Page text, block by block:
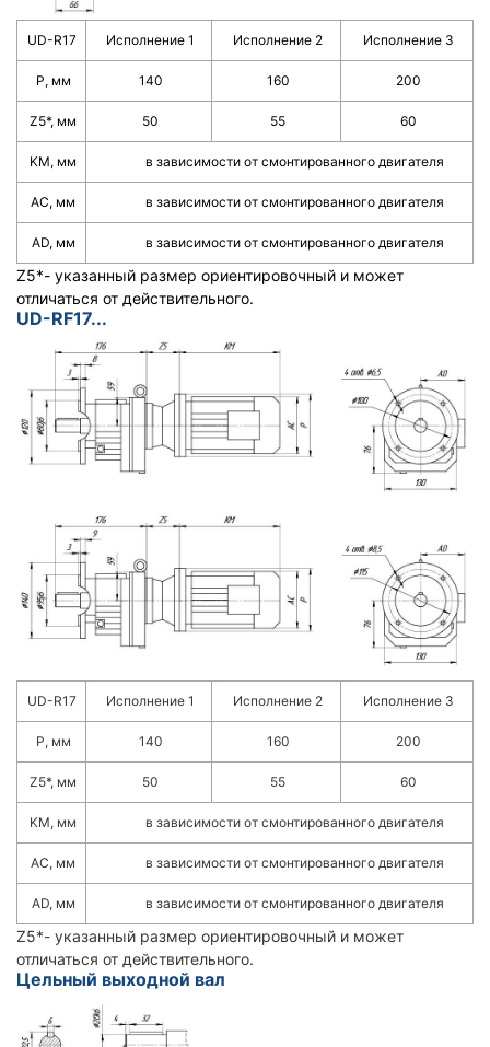
UD-R17 Исполнение 1 Исполнение 2 Исполнение 3
Р, мм 140 160 200
Z5*, мм 50 55 60
KM, мм в зависимости от смонтированного двигателя
АС, мм в зависимости от смонтированного двигателя
AD, мм в зависимости от смонтированного двигателя
Z5*- указанный размер ориентировочный и может
отличаться от действительного.
UD-RF17...
UD-R17 Исполнение 1 Исполнение 2 Исполнение 3
Р, мм 140 160 200
Z5*, мм 50 55 60
KM, мм в зависимости от смонтированного двигателя
АС, мм в зависимости от смонтированного двигателя
AD, мм в зависимости от смонтированного двигателя
Z5*- указанный размер ориентировочный и может
отличаться от действительного.
Цельный выходной вал